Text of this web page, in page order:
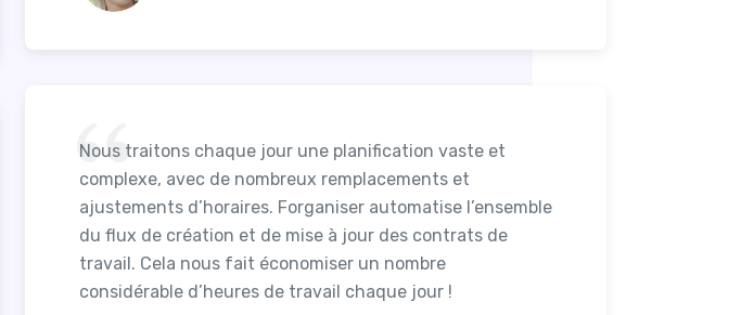
Nous traitons chaque jour une planification vaste et
complexe, avec de nombreux remplacements et
ajustements d’horaires. Forganiser automatise l’ensemble
du flux de création et de mise à jour des contrats de
travail. Cela nous fait économiser un nombre
considérable d’heures de travail chaque jour !